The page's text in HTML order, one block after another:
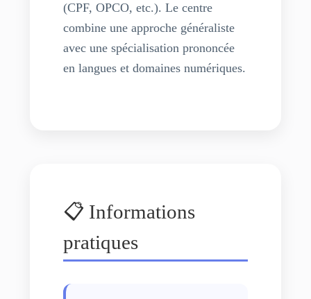
(CPF, OPCO, etc.). Le centre
combine une approche généraliste
avec une spécialisation prononcée
en langues et domaines numériques.
📋 Informations
pratiques